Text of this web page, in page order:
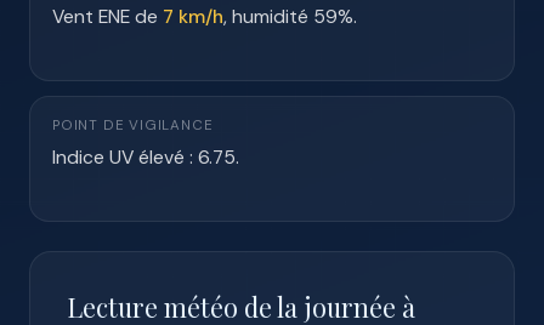
Vent ENE de 7 km/h, humidité 59%.
POINT DE VIGILANCE
Indice UV élevé : 6.75.
Lecture météo de la journée à